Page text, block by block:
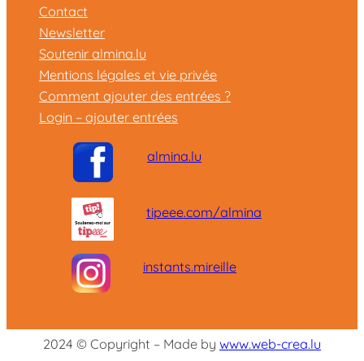
Contact
Newsletter
Soutenir almina.lu
Mentions légales et vie privée
Comment ajouter des entrées ?
Login – ajouter entrées
almina.lu
tipeee.com/almina
instants.mireille
2024 © Copyright – Made by www.web-crea.lu